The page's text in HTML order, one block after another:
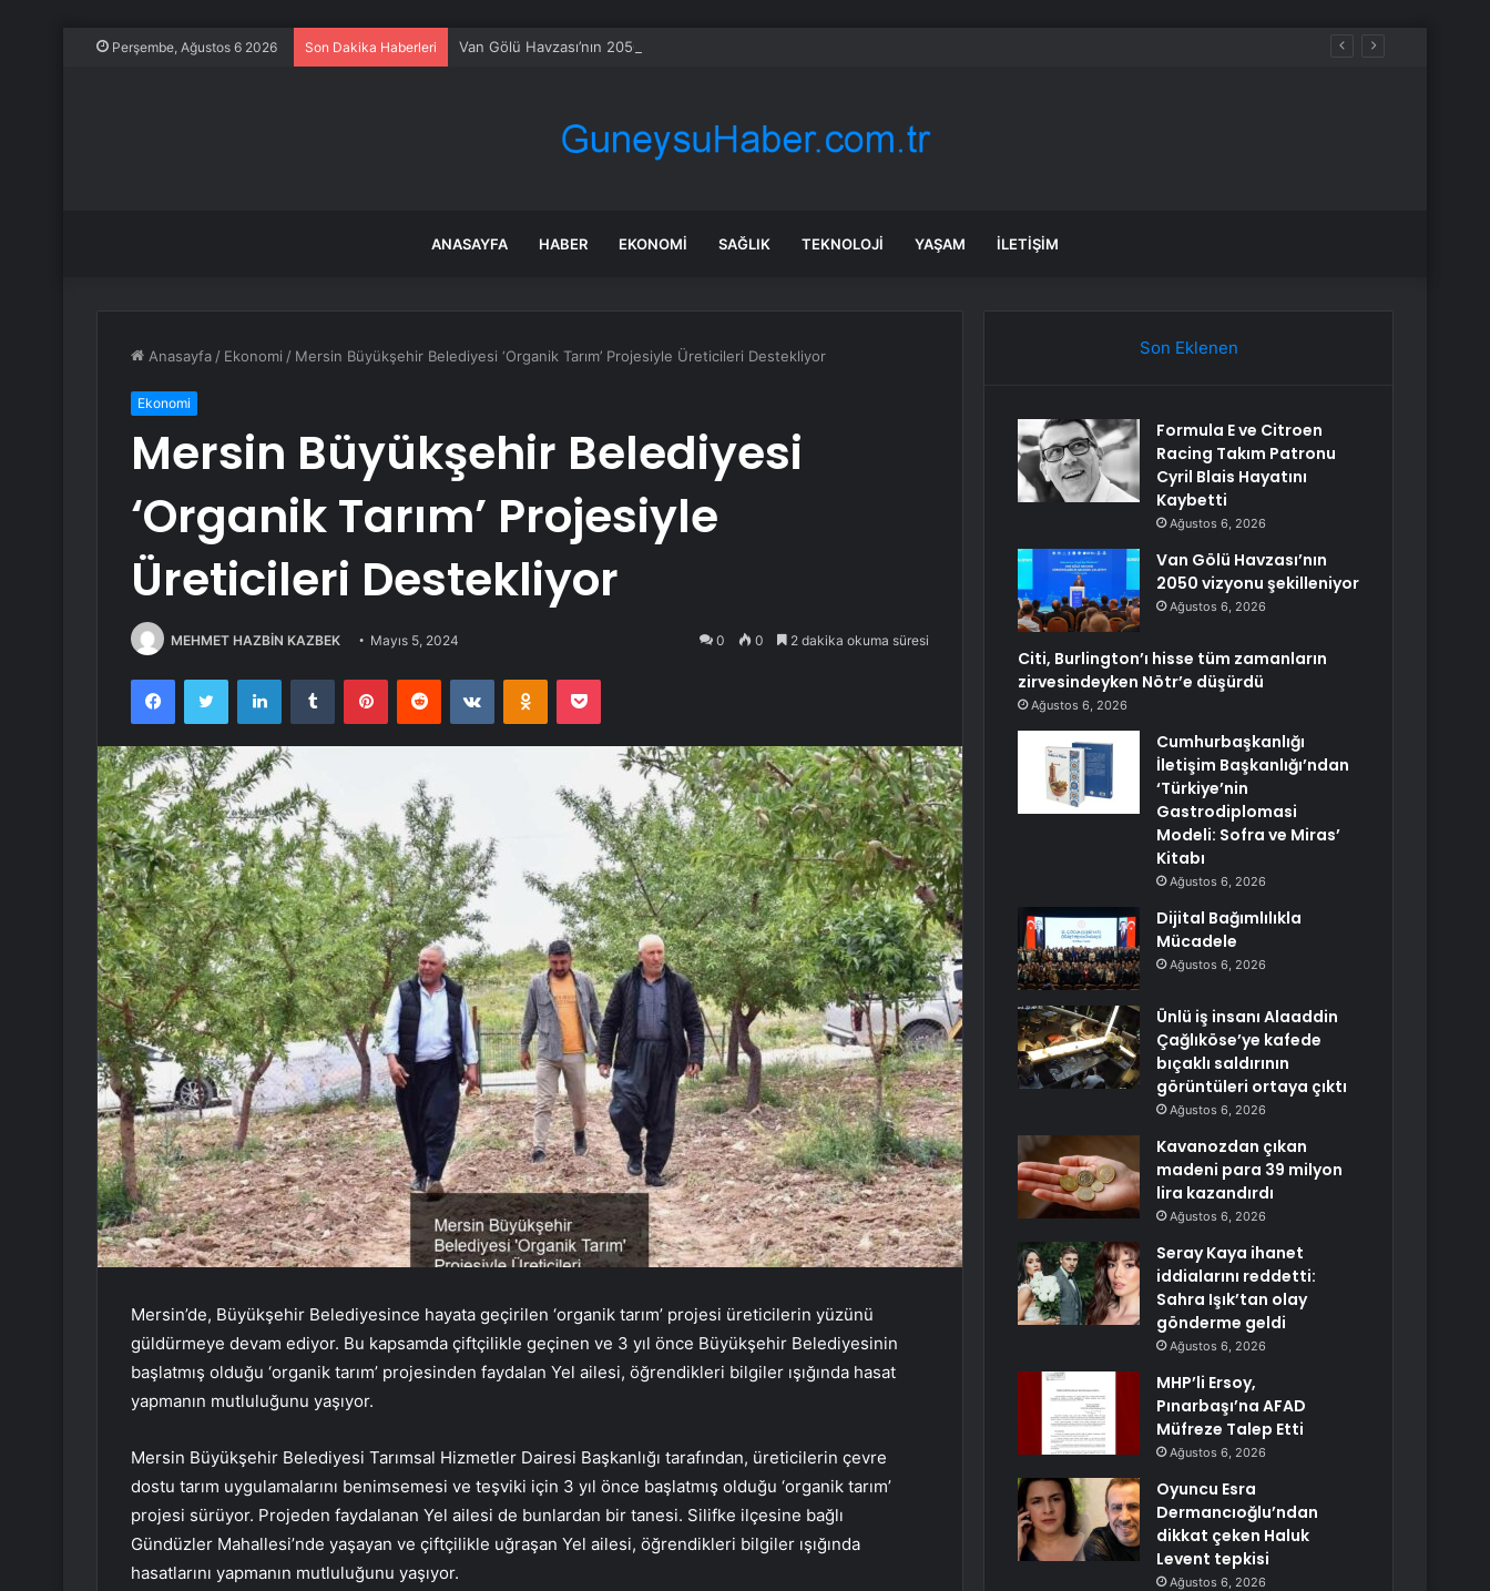
Perşembe, Ağustos 6 2026 Son Dakika Haberleri Van Gölü Havzası’nın 2050 vizyonu şekilleniyor
ANASAYFA HABER EKONOMI SAĞLIK TEKNOLOJI YAŞAM İLETIŞIM
Anasayfa / Ekonomi / Mersin Büyükşehir Belediyesi ‘Organik Tarım’ Projesiyle Üreticileri Destekliyor
Ekonomi
Mersin Büyükşehir Belediyesi
‘Organik Tarım’ Projesiyle
Üreticileri Destekliyor
MEHMET HAZBİN KAZBEK Mayıs 5, 2024 0 0 2 dakika okuma süresi
FacebookTwitter LinkedInTumblr PinterestReddit VKontakteOdnoklassniki
Pocket
Mersin’de, Büyükşehir Belediyesince hayata geçirilen ‘organik tarım’ projesi üreticilerin yüzünü
güldürmeye devam ediyor. Bu kapsamda çiftçilikle geçinen ve 3 yıl önce Büyükşehir Belediyesinin
başlatmış olduğu ‘organik tarım’ projesinden faydalan Yel ailesi, öğrendikleri bilgiler ışığında hasat
yapmanın mutluluğunu yaşıyor.
Mersin Büyükşehir Belediyesi Tarımsal Hizmetler Dairesi Başkanlığı tarafından, üreticilerin çevre
dostu tarım uygulamalarını benimsemesi ve teşviki için 3 yıl önce başlatmış olduğu ‘organik tarım’
projesi sürüyor. Projeden faydalanan Yel ailesi de bunlardan bir tanesi. Silifke ilçesine bağlı
Gündüzler Mahallesi’nde yaşayan ve çiftçilikle uğraşan Yel ailesi, öğrendikleri bilgiler ışığında
hasatlarını yapmanın mutluluğunu yaşıyor.
Son Eklenen
Formula E ve Citroen
Racing Takım Patronu
Cyril Blais Hayatını
Kaybetti
Ağustos 6, 2026
Van Gölü Havzası’nın
2050 vizyonu şekilleniyor
Ağustos 6, 2026
Citi, Burlington’ı hisse tüm zamanların
zirvesindeyken Nötr’e düşürdü
Ağustos 6, 2026
Cumhurbaşkanlığı
İletişim Başkanlığı’ndan
‘Türkiye’nin
Gastrodiplomasi
Modeli: Sofra ve Miras’
Kitabı
Ağustos 6, 2026
Dijital Bağımlılıkla
Mücadele
Ağustos 6, 2026
Ünlü iş insanı Alaaddin
Çağlıköse’ye kafede
bıçaklı saldırının
görüntüleri ortaya çıktı
Ağustos 6, 2026
Kavanozdan çıkan
madeni para 39 milyon
lira kazandırdı
Ağustos 6, 2026
Seray Kaya ihanet
iddialarını reddetti:
Sahra Işık’tan olay
gönderme geldi
Ağustos 6, 2026
MHP’li Ersoy,
Pınarbaşı’na AFAD
Müfreze Talep Etti
Ağustos 6, 2026
Oyuncu Esra
Dermancıoğlu’ndan
dikkat çeken Haluk
Levent tepkisi
Ağustos 6, 2026